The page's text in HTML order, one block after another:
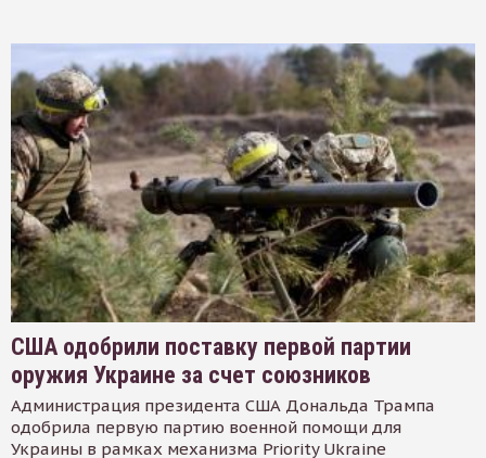
США одобрили поставку первой партии
оружия Украине за счет союзников
Администрация президента США Дональда Трампа
одобрила первую партию военной помощи для
Украины в рамках механизма Priority Ukraine